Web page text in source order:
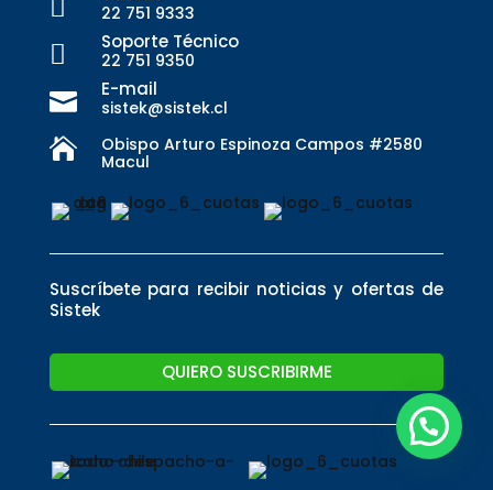
 22 751 9333
 Soporte Técnico
22 751 9350
 E-mail
sistek@sistek.cl

Obispo Arturo Espinoza Campos #2580
Macul
Suscríbete para recibir noticias y ofertas de
Sistek
QUIERO SUSCRIBIRME